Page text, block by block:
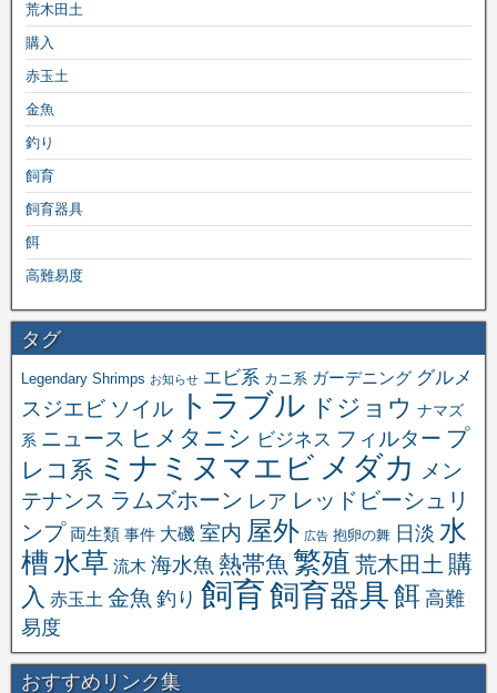
荒木田土
購入
赤玉土
金魚
釣り
飼育
飼育器具
餌
高難易度
タグ
Legendary Shrimps お知らせ エビ系 カニ系 ガーデニング グルメ
スジエビ ソイル トラブル ドジョウ ナマズ
系 ニュース ヒメタニシ ビジネス フィルター プ
レコ系 ミナミヌマエビ メダカ
メン
テナンス ラムズホーン レア レッドビーシュリ
ンプ 両生類 事件 大磯 室内 屋外 広告 抱卵の舞 日淡 水
槽 水草 流木 海水魚 熱帯魚 繁殖 荒木田土 購
入 赤玉土 金魚 釣り 飼育飼育器具餌 高難
易度
おすすめリンク集